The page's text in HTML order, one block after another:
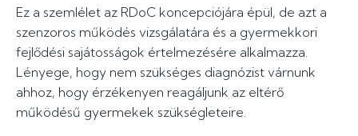
Ez a szemlélet az RDoC koncepciójára épül, de azt a
szenzoros működés vizsgálatára és a gyermekkori
fejlődési sajátosságok értelmezésére alkalmazza.
Lényege, hogy nem szükséges diagnózist várnunk
ahhoz, hogy érzékenyen reagáljunk az eltérő
működésű gyermekek szükségleteire.